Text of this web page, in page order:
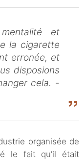
mentalité et
la cigarette
erronée, et
disposions
cela. -
organisée de
le fait qu’il était